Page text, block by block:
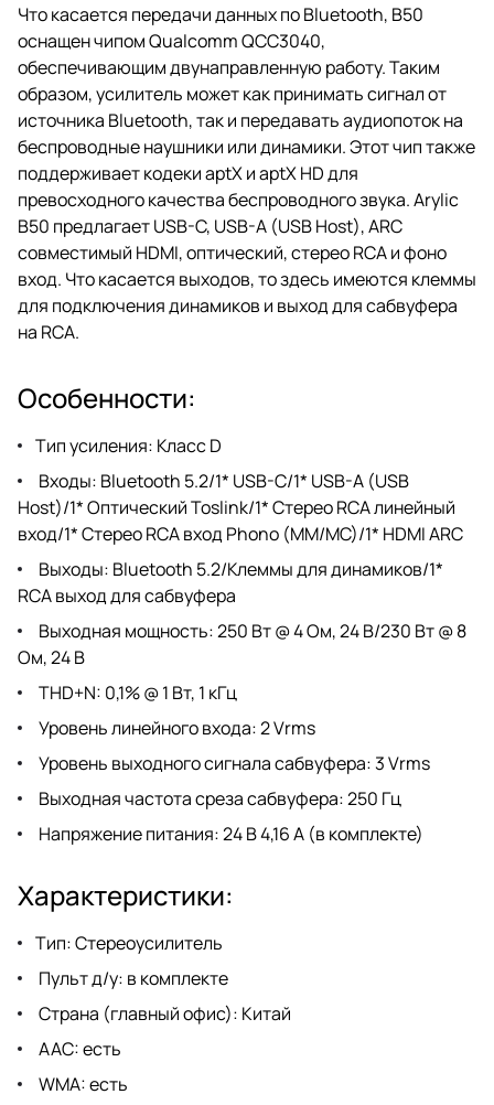
Что касается передачи данных по Bluetooth, B50
оснащен чипом Qualcomm QCC3040,
обеспечивающим двунаправленную работу. Таким
образом, усилитель может как принимать сигнал от
источника Bluetooth, так и передавать аудиопоток на
беспроводные наушники или динамики. Этот чип также
поддерживает кодеки aptX и aptX HD для
превосходного качества беспроводного звука. Arylic
B50 предлагает USB-C, USB-A (USB Host), ARC
совместимый HDMI, оптический, стерео RCA и фоно
вход. Что касается выходов, то здесь имеются клеммы
для подключения динамиков и выход для сабвуфера
на RCA.
Особенности:
Тип усиления: Класс D
Входы: Bluetooth 5.2/1* USB-C/1* USB-A (USB
Host)/1* Оптический Toslink/1* Стерео RCA линейный
вход/1* Стерео RCA вход Phono (MM/MC)/1* HDMI ARC
Выходы: Bluetooth 5.2/Клеммы для динамиков/1*
RCA выход для сабвуфера
Выходная мощность: 250 Вт @ 4 Ом, 24 В/230 Вт @ 8
Ом, 24 В
THD+N: 0,1% @ 1 Вт, 1 кГц
Уровень линейного входа: 2 Vrms
Уровень выходного сигнала сабвуфера: 3 Vrms
Выходная частота среза сабвуфера: 250 Гц
Напряжение питания: 24 В 4,16 А (в комплекте)
Характеристики:
Тип: Стереоусилитель
Пульт д/у: в комплекте
Страна (главный офис): Китай
AAC: есть
WMA: есть